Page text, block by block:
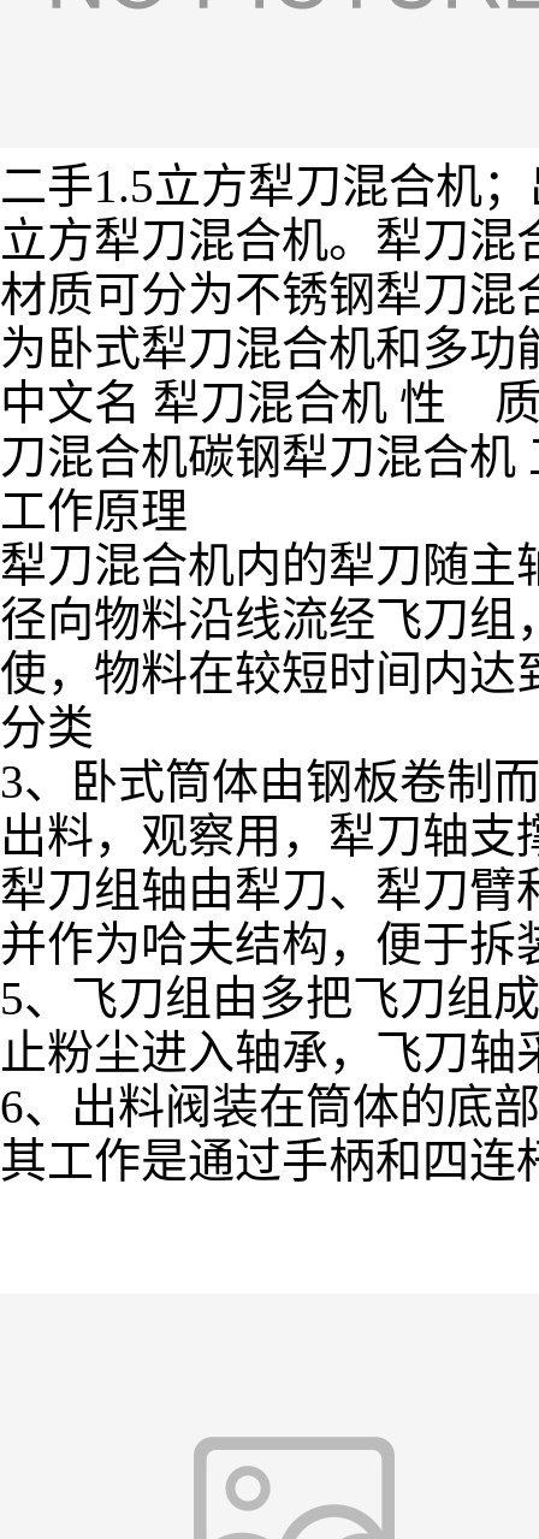
二手1.5立方犁刀混合机
立方犁刀混合机。犁刀
材质可分为不锈钢犁刀混
为卧式犁刀混合机和多功
中文名 犁刀混合机 性
刀混合机碳钢犁刀混合机
工作原理
犁刀混合机内的犁刀随
径向物料沿线流经飞刀组
使，物料在较短时间内达
分类
3、卧式筒体由钢板卷制
出料，观察用，犁刀轴
犁刀组轴由犁刀、犁刀
并作为哈夫结构，便于拆
5、飞刀组由多把飞刀组
止粉尘进入轴承，飞刀
6、出料阀装在筒体的底
其工作是通过手柄和四连